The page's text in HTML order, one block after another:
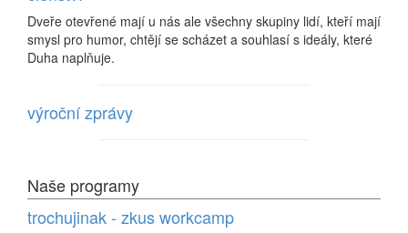
Dveře otevřené mají u nás ale všechny skupiny lidí, kteří mají
smysl pro humor, chtějí se scházet a souhlasí s ideály, které
Duha naplňuje.
výroční zprávy
Naše programy
trochujinak - zkus workcamp